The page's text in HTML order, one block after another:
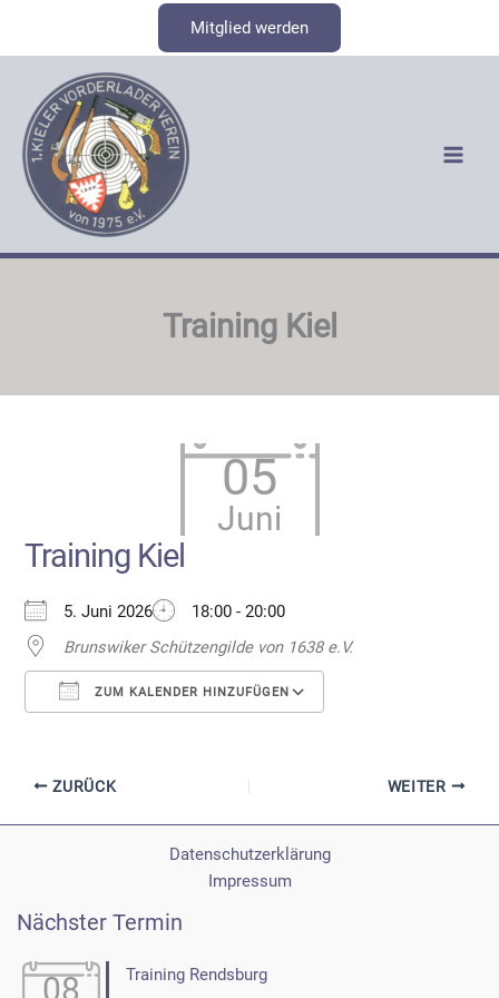
Mitglied werden
Training Kiel
05
Juni
Training Kiel
5. Juni 2026
18:00 - 20:00
Brunswiker Schützengilde von 1638 e.V.
ZUM KALENDER HINZUFÜGEN
ZURÜCK WEITER
Datenschutzerklärung
Impressum
Nächster Termin
08 Training Rendsburg